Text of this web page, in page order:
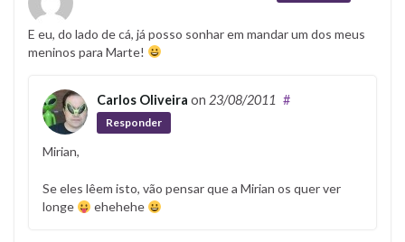
E eu, do lado de cá, já posso sonhar em mandar um dos meus
meninos para Marte!
Carlos Oliveira on 23/08/2011 #
Responder
Mirian,
Se eles lêem isto, vão pensar que a Mirian os quer ver
longe
ehehehe